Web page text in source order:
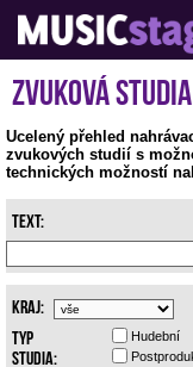
S muzikanty pro muzikanty
Zvuková studia
Ucelený přehled
zvukových studií s
technických možností
Text:
Kraj:
Hudební
Typ
studia: